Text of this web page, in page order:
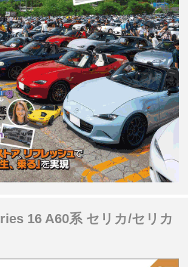
16 A60系 セリカ/セリカ